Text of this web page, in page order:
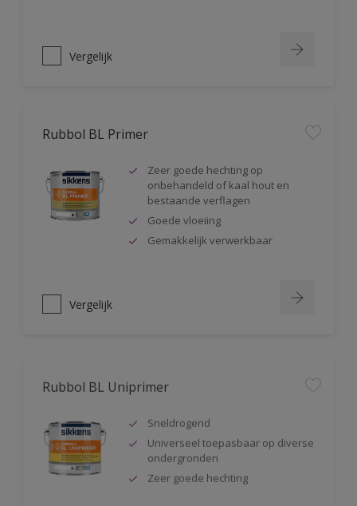
Vergelijk
Rubbol BL Primer
Zeer goede hechting op
onbehandeld of kaal hout en
bestaande verflagen
Goede vloeiing
Gemakkelijk verwerkbaar
Vergelijk
Rubbol BL Uniprimer
Sneldrogend
Universeel toepasbaar op diverse
ondergronden
Zeer goede hechting